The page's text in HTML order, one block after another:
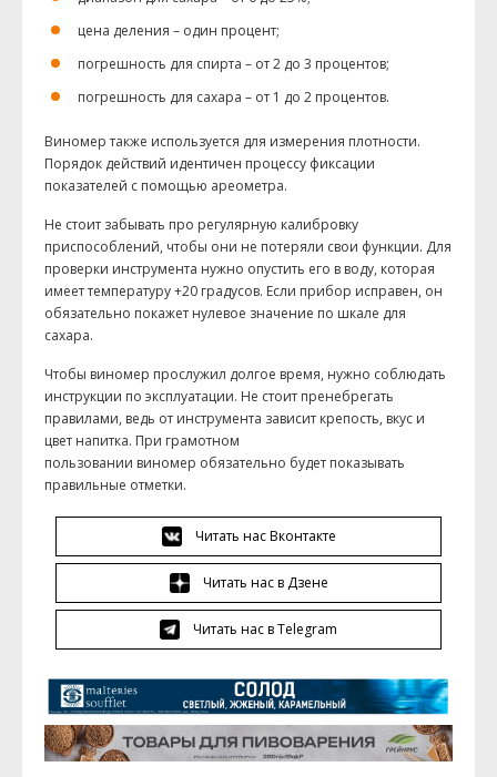
цена деления – один процент;
погрешность для спирта – от 2 до 3 процентов;
погрешность для сахара – от 1 до 2 процентов.
Виномер также используется для измерения плотности.
Порядок действий идентичен процессу фиксации
показателей с помощью ареометра.
Не стоит забывать про регулярную калибровку
приспособлений, чтобы они не потеряли свои функции. Для
проверки инструмента нужно опустить его в воду, которая
имеет температуру +20 градусов. Если прибор исправен, он
обязательно покажет нулевое значение по шкале для
сахара.
Чтобы виномер прослужил долгое время, нужно соблюдать
инструкции по эксплуатации. Не стоит пренебрегать
правилами, ведь от инструмента зависит крепость, вкус и
цвет напитка. При грамотном
пользовании виномер обязательно будет показывать
правильные отметки.
Читать нас Вконтакте
Читать нас в Дзене
Читать нас в Telegram